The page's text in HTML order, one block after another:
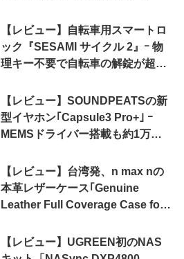
【レビュー】自転車用スマートロ
ック『SESAMI サイクル 2』ｰ 物
理キー不要で自転車の解錠が超簡
【レビュー】SOUNDPEATSの新
型イヤホン｢Capsule3 Pro+｣ ｰ
MEMSドライバー搭載も約1万円
【レビュー】台湾発、n max nの
本革レザーケース｢Genuine
Leather Full Coverage Case for
【レビュー】UGREEN初のNAS